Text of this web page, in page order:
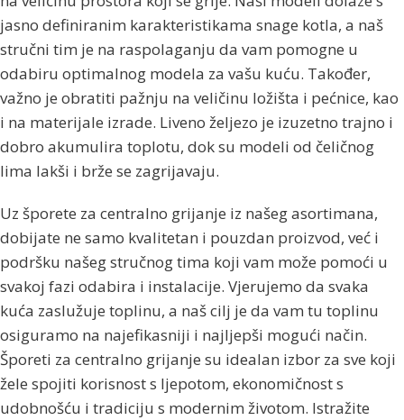
jasno definiranim karakteristikama snage kotla, a naš
stručni tim je na raspolaganju da vam pomogne u
odabiru optimalnog modela za vašu kuću. Također,
važno je obratiti pažnju na veličinu ložišta i pećnice, kao
i na materijale izrade. Liveno željezo je izuzetno trajno i
dobro akumulira toplotu, dok su modeli od čeličnog
lima lakši i brže se zagrijavaju.
Uz šporete za centralno grijanje iz našeg asortimana,
dobijate ne samo kvalitetan i pouzdan proizvod, već i
podršku našeg stručnog tima koji vam može pomoći u
svakoj fazi odabira i instalacije. Vjerujemo da svaka
kuća zaslužuje toplinu, a naš cilj je da vam tu toplinu
osiguramo na najefikasniji i najljepši mogući način.
Šporeti za centralno grijanje su idealan izbor za sve koji
žele spojiti korisnost s ljepotom, ekonomičnost s
udobnošću i tradiciju s modernim životom. Istražite